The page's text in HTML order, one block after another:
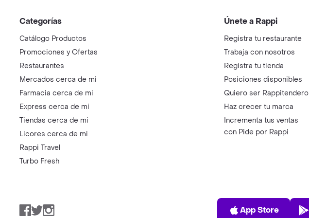
Categorías
Catálogo Productos
Promociones y Ofertas
Restaurantes
Mercados cerca de mi
Farmacia cerca de mi
Express cerca de mi
Tiendas cerca de mi
Licores cerca de mi
Rappi Travel
Turbo Fresh
Únete a Rappi
Registra tu restaurante
Trabaja con nosotros
Registra tu tienda
Posiciones disponibles
Quiero ser Rappitendero
Haz crecer tu marca
Incrementa tus ventas
con Pide por Rappi
Facebook
TwitterInstagram
App Store
App Store